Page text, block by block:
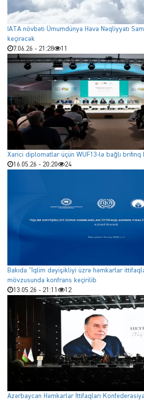
IATA növbəti Ümumdünya Hava Nəqliyyatı
keçirəcək
7.06.26 - 21:28
11
Xarici diplomatlar üçün WUF13-lə bağlı brifinq
16.05.26 - 20:20
24
Bakıda "İqlim dəyişikliyi üzrə həmkarlar
mövzusunda konfrans keçirilib
13.05.26 - 21:11
12
Azərbaycan Həmkarlar İttifaqları